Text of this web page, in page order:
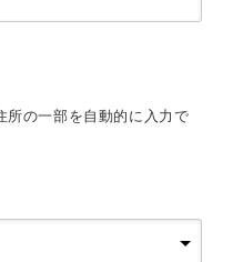
所の一部を自動的に入力で